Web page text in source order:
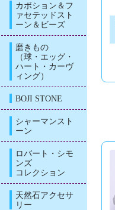
カボション＆フ
ァセテッドスト
ーン＆ビーズ
磨きもの
（球・エッグ・
ハート・カーヴ
ィング）
BOJI STONE
シャーマンスト
ーン
ロバート・シモ
ンズ
コレクション
天然石アクセサ
リー